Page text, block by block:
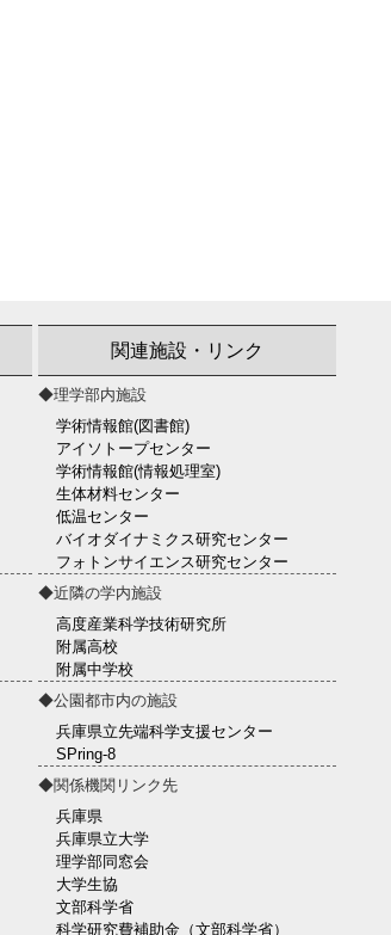
関連施設・リンク
◆理学部内施設
学術情報館(図書館)
アイソトープセンター
学術情報館(情報処理室)
生体材料センター
低温センター
バイオダイナミクス研究センター
フォトンサイエンス研究センター
◆近隣の学内施設
高度産業科学技術研究所
附属高校
附属中学校
◆公園都市内の施設
兵庫県立先端科学支援センター
SPring-8
◆関係機関リンク先
兵庫県
兵庫県立大学
理学部同窓会
大学生協
文部科学省
科学研究費補助金（文部科学省）